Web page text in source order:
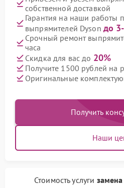
собственной доставкой
Гарантия на наши работы
выпрямителей Dyson до
Срочный ремонт
часа
Скидка для вас до 20%
Получите 1500 рублей на
Оригинальные
Получить
Наши
Стоимость услуги